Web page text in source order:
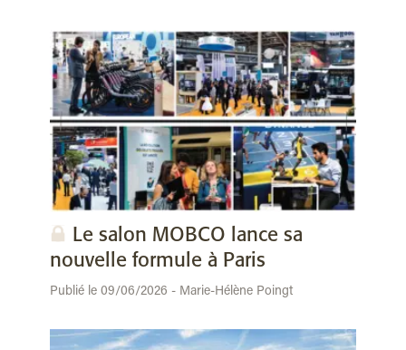
Le salon MOBCO lance sa
nouvelle formule à Paris
Publié le 09/06/2026 - Marie-Hélène Poingt